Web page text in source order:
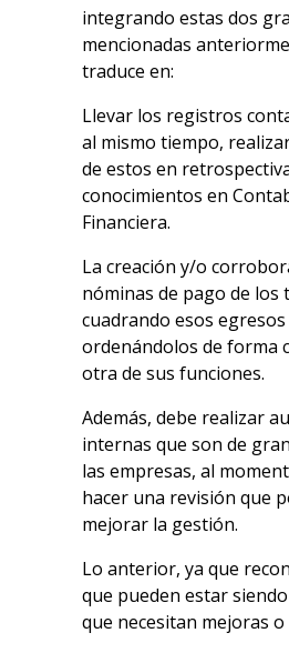
integrando estas dos
mencionadas
traduce en:
Llevar los registros
al mismo tiempo,
de estos en
conocimientos en
Financiera.
La creación y/o
nóminas de pago de los
cuadrando esos egresos
ordenándolos de forma
otra de sus funciones.
Además, debe realizar
internas que son de
las empresas, al
hacer una revisión que
mejorar la gestión.
Lo anterior, ya que
que pueden estar
que necesitan mejoras o